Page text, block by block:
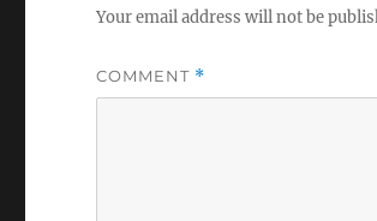
Your email address will not be
COMMENT *